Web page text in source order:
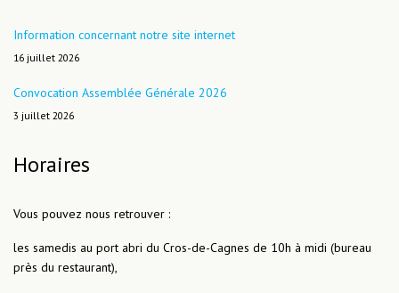
Information concernant notre site internet
16 juillet 2026
Convocation Assemblée Générale 2026
3 juillet 2026
Horaires
Vous pouvez nous retrouver :
les samedis au port abri du Cros-de-Cagnes de 10h à midi (bureau
près du restaurant),